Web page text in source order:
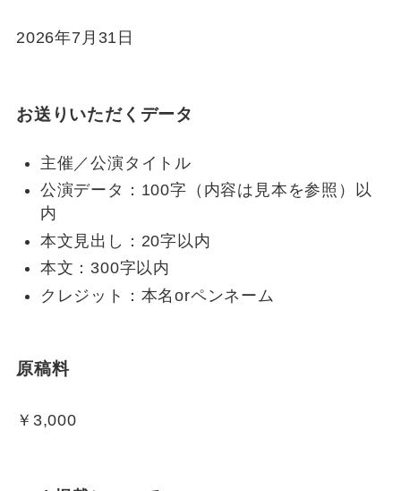
2026年7月31日
お送りいただくデータ
主催／公演タイトル
公演データ：100字（内容は見本を参照）以
内
本文見出し：20字以内
本文：300字以内
クレジット：本名orペンネーム
原稿料
￥3,000